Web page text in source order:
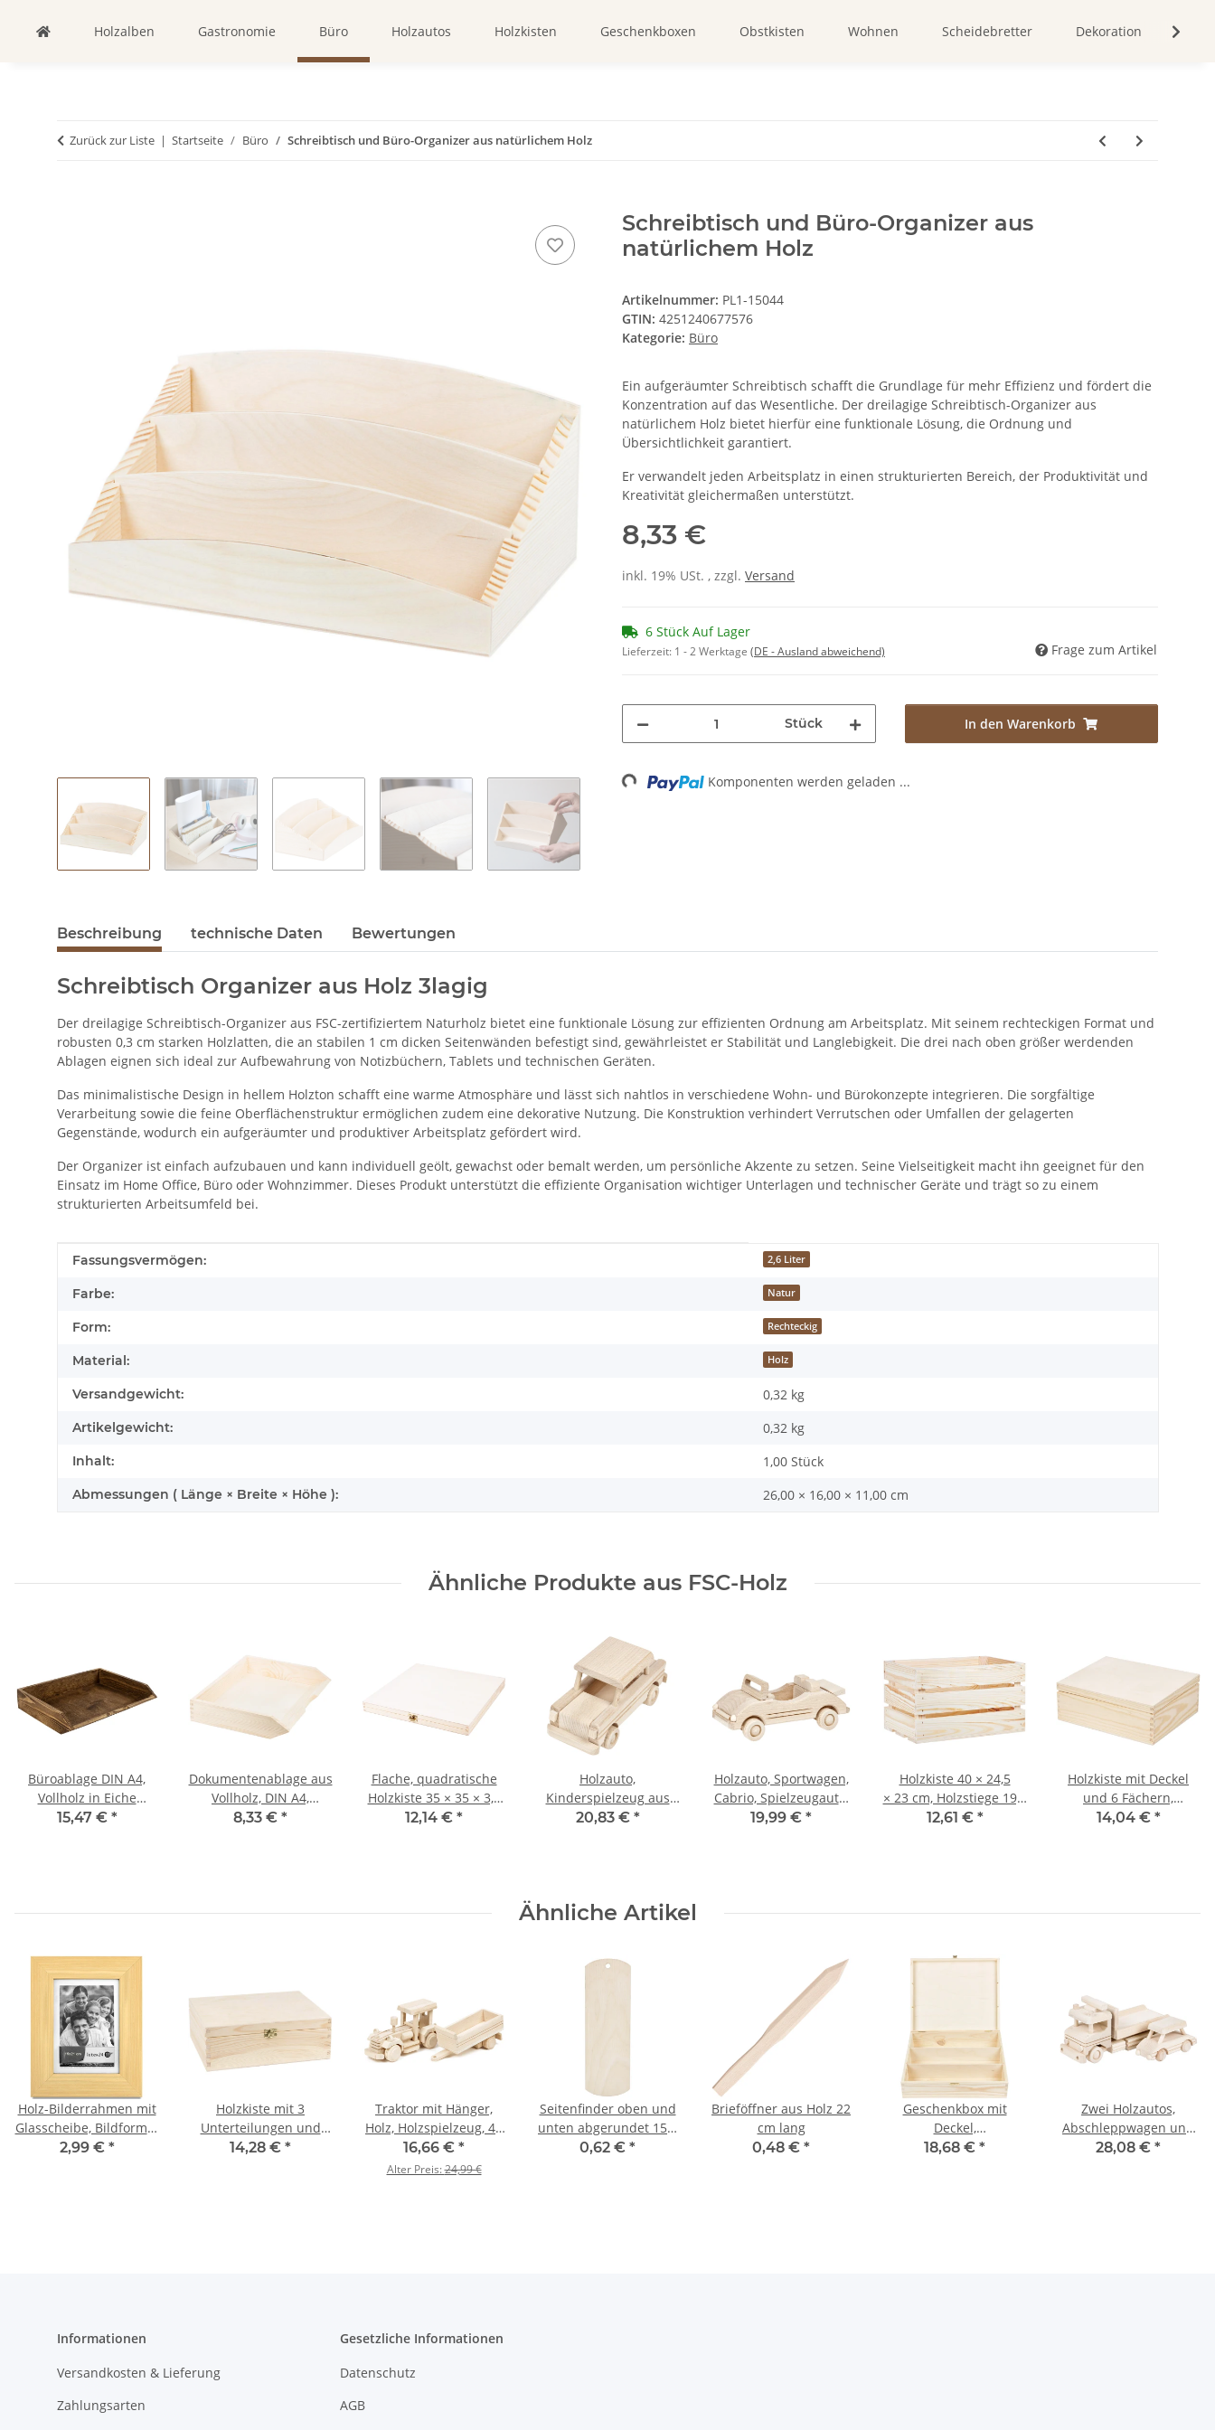
Holzalben Gastronomie Büro Holzautos Holzkisten Geschenkboxen Obstkisten Wohnen Scheidebretter Dekoration
Zurück zur Liste Startseite Büro Schreibtisch und Büro-Organizer aus natürlichem Holz
Schreibtisch und Büro-Organizer aus
natürlichem Holz
Artikelnummer: PL1-15044
GTIN: 4251240677576
Kategorie: Büro
Ein aufgeräumter Schreibtisch schafft die Grundlage für mehr Effizienz und fördert die
Konzentration auf das Wesentliche. Der dreilagige Schreibtisch-Organizer aus
natürlichem Holz bietet hierfür eine funktionale Lösung, die Ordnung und
Übersichtlichkeit garantiert.
Er verwandelt jeden Arbeitsplatz in einen strukturierten Bereich, der Produktivität und
Kreativität gleichermaßen unterstützt.
8,33 €
inkl. 19% USt. , zzgl. Versand
6 Stück Auf Lager
Lieferzeit: 1 - 2 Werktage (DE - Ausland abweichend) Frage zum Artikel
Stück In den Warenkorb
Loading... Komponenten werden geladen ...
Beschreibung technische Daten Bewertungen
Schreibtisch Organizer aus Holz 3lagig
Der dreilagige Schreibtisch-Organizer aus FSC-zertifiziertem Naturholz bietet eine funktionale Lösung zur effizienten Ordnung am Arbeitsplatz. Mit seinem rechteckigen Format und
robusten 0,3 cm starken Holzlatten, die an stabilen 1 cm dicken Seitenwänden befestigt sind, gewährleistet er Stabilität und Langlebigkeit. Die drei nach oben größer werdenden
Ablagen eignen sich ideal zur Aufbewahrung von Notizbüchern, Tablets und technischen Geräten.
Das minimalistische Design in hellem Holzton schafft eine warme Atmosphäre und lässt sich nahtlos in verschiedene Wohn- und Bürokonzepte integrieren. Die sorgfältige
Verarbeitung sowie die feine Oberflächenstruktur ermöglichen zudem eine dekorative Nutzung. Die Konstruktion verhindert Verrutschen oder Umfallen der gelagerten
Gegenstände, wodurch ein aufgeräumter und produktiver Arbeitsplatz gefördert wird.
Der Organizer ist einfach aufzubauen und kann individuell geölt, gewachst oder bemalt werden, um persönliche Akzente zu setzen. Seine Vielseitigkeit macht ihn geeignet für den
Einsatz im Home Office, Büro oder Wohnzimmer. Dieses Produkt unterstützt die effiziente Organisation wichtiger Unterlagen und technischer Geräte und trägt so zu einem
strukturierten Arbeitsumfeld bei.
Produkteigenschaft
Wert
Fassungsvermögen: 2,6 Liter
Farbe: Natur
Form: Rechteckig
Material: Holz
Versandgewicht: 0,32 kg
Artikelgewicht: 0,32 kg
Inhalt: 1,00 Stück
Abmessungen ( Länge × Breite × Höhe ): 26,00 × 16,00 × 11,00 cm
Ähnliche Produkte aus FSC-Holz
Büroablage DIN A4,
Vollholz in Eiche
Dunkel, 34 × 27 × 7 cm
15,47 € *
Dokumentenablage aus
Vollholz, DIN A4,
Querformat 34 x 27 x 7
8,33 € *
Flache, quadratische
Holzkiste 35 × 35 × 3,5
cm Holzbox
12,14 € *
Holzauto,
Kinderspielzeug aus
Holz, Spielzeugauto,
20,83 € *
Holzauto, Sportwagen,
Cabrio, Spielzeugauto,
21 × 9 × 9 cm
19,99 € *
Holzkiste 40 × 24,5
× 23 cm, Holzstiege 19,5
Liter
12,61 € *
Holzkiste mit Deckel
und 6 Fächern,
25,5 × 20,5 × 9 cm
14,04 € *
Ähnliche Artikel
Holz-Bilderrahmen mit
Glasscheibe, Bildformat
15 × 20 cm, Fotorahmen
2,99 € *
Holzkiste mit 3
Unterteilungen und
Schloss,
14,28 € *
Traktor mit Hänger,
Holz, Holzspielzeug, 43
x 8 x 12 cm
16,66 € *
Alter Preis:24,99 €
Seitenfinder oben und
unten abgerundet 15 x
5 cm
0,62 € *
Brieföffner aus Holz 22
cm lang
0,48 € *
Geschenkbox mit
Deckel,
Flaschenverpackung
18,68 € *
Zwei Holzautos,
Abschleppwagen und
Pkw aus Holz,
28,08 € *
Informationen
Versandkosten & Lieferung
Zahlungsarten
Gesetzliche Informationen
Datenschutz
AGB